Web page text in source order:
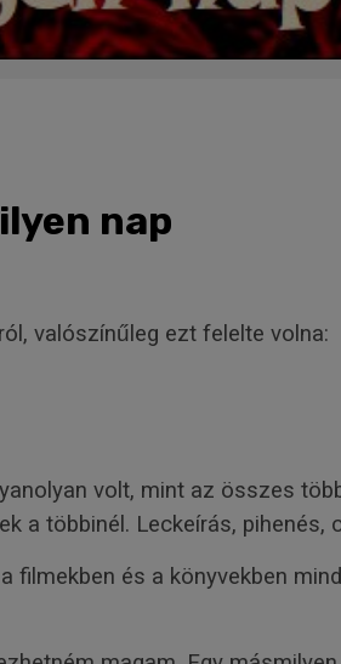
nap
valószínűleg ezt felelte volna:
volt, mint az összes
a többinél. Leckeírás, pihenés,
filmekben és a könyvekben